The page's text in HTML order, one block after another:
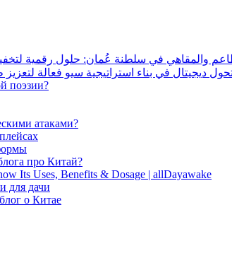
والمقاهي في سلطنة عُمان: حلول رقمية
ديجيتال في بناء استراتيجية سيو فعالة
поэзии?
атаками?
про Китай?
Its Uses, Benefits & Dosage | allDayawake
для дачи
о Китае